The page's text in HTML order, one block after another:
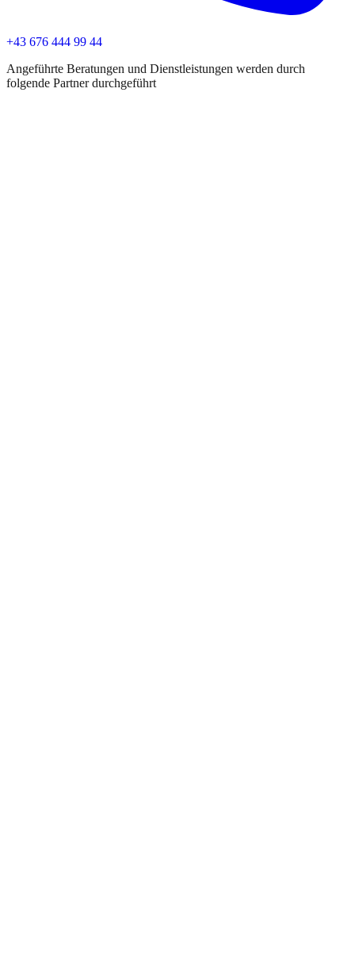
+43 676 444 99 44
Angeführte Beratungen und Dienstleistungen werden durch
folgende Partner durchgeführt